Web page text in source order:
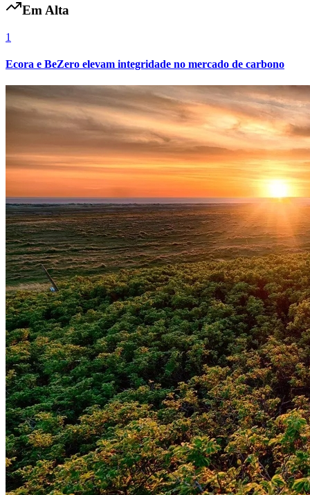
Vasco
Em Alta
1
Ecora e BeZero elevam integridade no mercado de carbono